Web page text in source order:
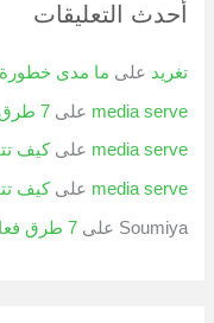
أحدث التعليقات
تغريد على ما مدى خطورة
media serve على7 طرق فعالة للتخلص من السحالي المنزلية
media serve علىكيف
media serve علىكيف
Soumiya على7 طرق فعالة للتخلص من السحالي المنزلية